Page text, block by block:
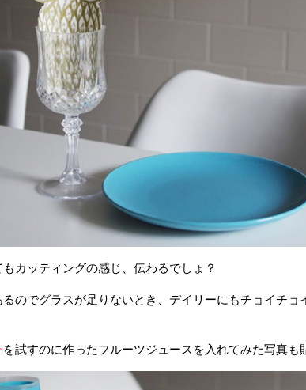
カッティングの感じ、伝わるでしょ？
のでグラスが足りないとき、デイリーにもチョイチョ
を試すのに作ったフルーツジュースを入れてみた写真も